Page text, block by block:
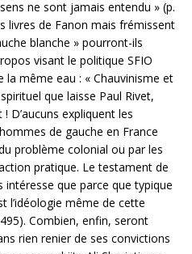
ne sont jamais entendu » (p.
livres de Fanon mais frémissent
blanche » pourront-ils
visant le politique SFIO
la même eau : « Chauvinisme et
que laisse Paul Rivet,
D’aucuns expliquent les
de gauche en France
problème colonial ou par les
pratique. Le testament de
intéresse que parce que typique
l’idéologie même de cette
Combien, enfin, seront
rien renier de ses convictions